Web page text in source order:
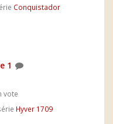
Conquistador
1
vote
Hyver 1709